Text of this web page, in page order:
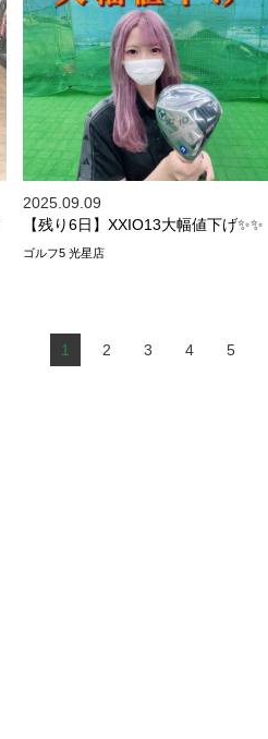
2025.09.09
【残り6日】XXIO13大幅値下げ✨✨
ゴルフ5 光星店
1 2 3 4 5